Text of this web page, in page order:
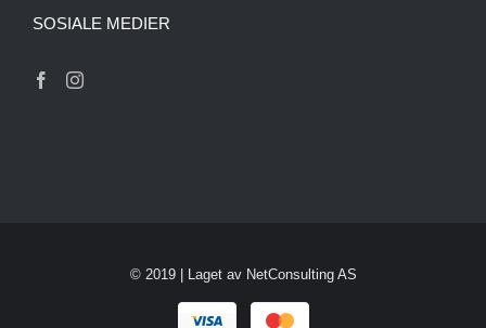
SOSIALE MEDIER
© 2019 | Laget av NetConsulting AS